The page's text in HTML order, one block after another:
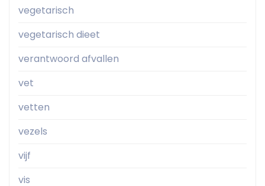
vegetarisch
vegetarisch dieet
verantwoord afvallen
vet
vetten
vezels
vijf
vis